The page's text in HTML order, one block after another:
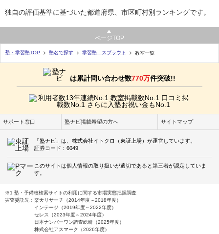
独自の評価基準に基づいた都道府県、市区町村別ランキングです。
ページTOP
塾・学習塾TOP 塾名で探す 学習塾 スプラウト 教室一覧
は累計問い合わせ数770万件突破!!
サポート窓口 塾ナビ掲載希望の方へ サイトマップ
「塾ナビ」は、株式会社イトクロ（東証上場）が運営しています。
証券コード：6049
このサイトは個人情報の取り扱いが適切であると第三者が認定していま
す。
※1 塾・予備校検索サイトの利用に関する市場実態把握調査
実査委託先：楽天リサーチ（2014年度～2018年度）
インテージ（2019年度～2022年度）
セレス（2023年度～2024年度）
日本ナンバーワン調査総研（2025年度）
株式会社アスマーク（2026年度）